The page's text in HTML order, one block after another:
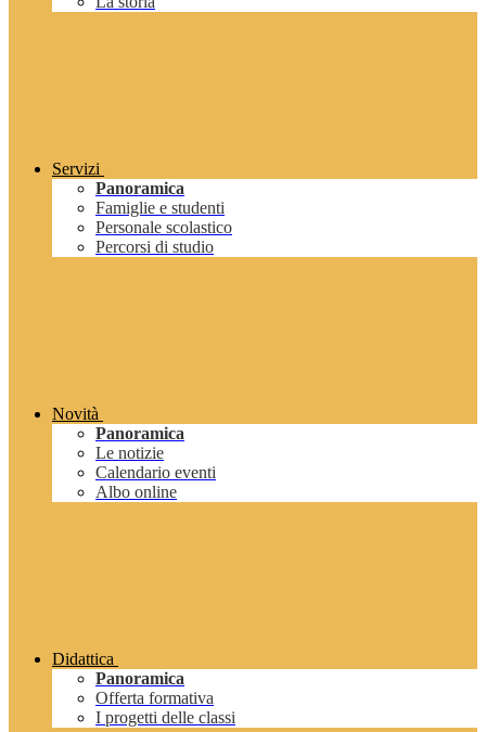
Servizi
Panoramica
Famiglie e studenti
Personale scolastico
Percorsi di studio
Novità
Panoramica
Le notizie
Calendario eventi
Albo online
Didattica
Panoramica
Offerta formativa
I progetti delle classi